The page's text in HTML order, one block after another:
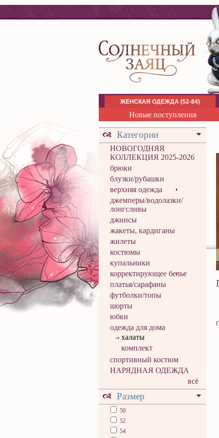
ЖЕНСКАЯ ОДЕЖДА (52-84)
Новые поступления
Категории
НОВОГОДНЯЯ
КОЛЛЕКЦИЯ 2025-2026
брюки
блузки/рубашки
верхняя одежда
джемперы/водолазки/
лонгсливы
джинсы
жакеты, кардиганы
жилеты
костюмы
купальники
корректирующее белье
платья/сарафаны
футболки/топы
шорты
юбки
одежда для дома
халаты
комплект
спортивный костюм
НАРЯДНАЯ ОДЕЖДА
всё
Размер
50
52
54